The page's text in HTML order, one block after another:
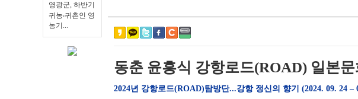
영광군, 하반기
귀농‧귀촌인 영
농기...
동춘 윤흥식 강항로드(ROAD) 일본
2024년 강항로드(ROAD)탐방단...강항 정신의 향기 (2024. 09. 24 –